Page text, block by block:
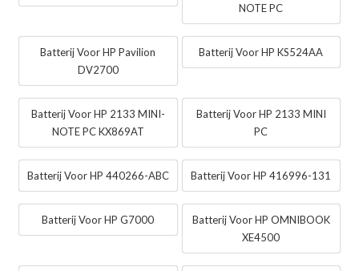
NOTE PC
Batterij Voor HP Pavilion
DV2700
Batterij Voor HP KS524AA
Batterij Voor HP 2133 MINI-
NOTE PC KX869AT
Batterij Voor HP 2133 MINI
PC
Batterij Voor HP 440266-ABC Batterij Voor HP 416996-131
Batterij Voor HP G7000
Batterij Voor HP OMNIBOOK
XE4500